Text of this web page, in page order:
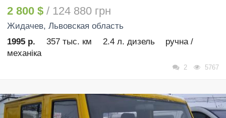
2 800 $ / 124 880 грн
Жидачев, Львовская область
1995 р.
357 тыс. км 2.4 л. дизель
ручна /
механіка
2 5767